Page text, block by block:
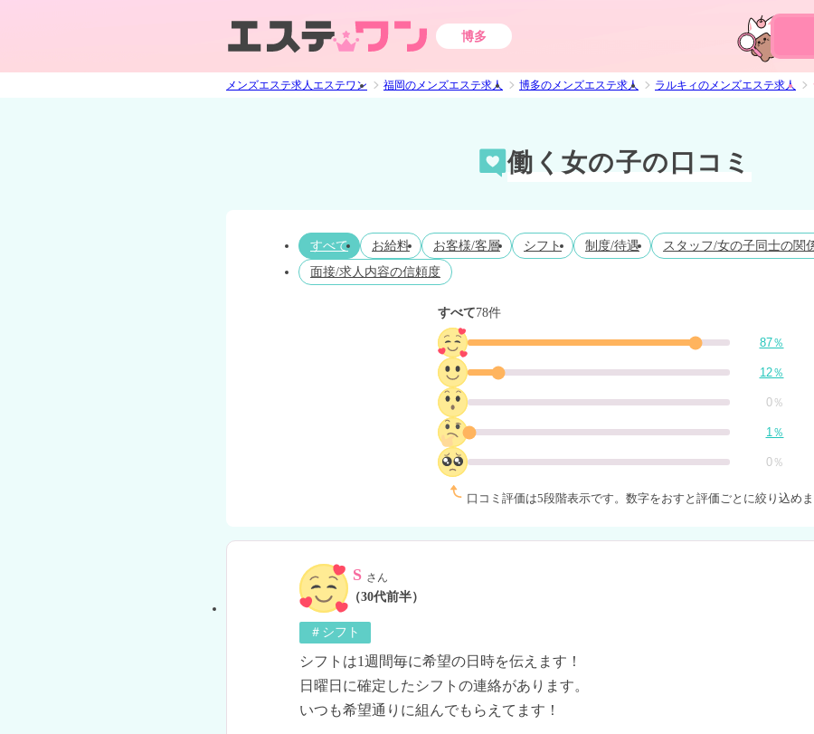
博多
メンズエステ求人エステワン 福岡のメンズエステ求人 博多のメンズエステ求人 ラルキィのメンズエステ求人
働く女の子の口コミ
すべて お給料 お客様/客層 シフト 制度/待遇
スタッフ/女の子同士の関
面接/求人内容の信頼度
すべて78件
87％
12％
0％
1％
0％
口コミ評価は5段階表示です。 数字をおすと評価ごとに絞り込めま
S さん
（30代前半）
＃シフト
シフトは1週間毎に希望の日時を伝えます！
日曜日に確定したシフトの連絡があります。